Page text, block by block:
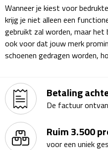
Radio's
Laptopaccessoires
Muizen
Overige laptopaccessoires
Wanneer je kiest voor
krijg je niet alleen een
gebruikt zal worden, maar het
ook voor dat jouw merk
schoenen gedragen worden,
Betaling
De factuur
Ruim 3.500
voor een uniek